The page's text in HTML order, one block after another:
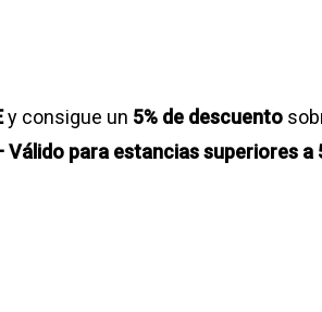
y consigue un 5% de descuento
Válido para estancias superiores a